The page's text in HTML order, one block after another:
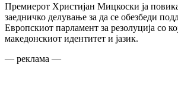
Премиерот Христијан Мицкоски ја
заедничко делување за да се обезбеди
Европскиот парламент за резолуција со
македонскиот идентитет и јазик.
— реклама —